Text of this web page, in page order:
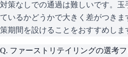
対策なしでの通過は難しいです。
ているかどうかで大きく差がつき
策期間を設けることをおすすめしま
Q. ファーストリテイリングの選考